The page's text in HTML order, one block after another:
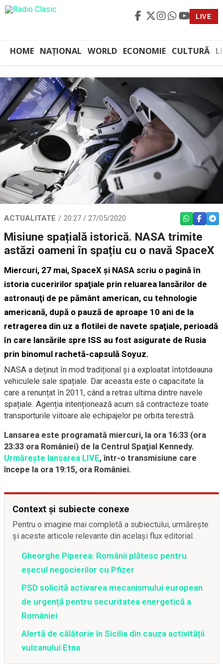
LIVE
HOME NAȚIONAL WORLD ECONOMIE CULTURĂ
ACTUALITATE 20:27 / 27/05/2020 WHATSAPP
Misiune spațială istorică. NASA trimite
astăzi oameni în spațiu cu o navă SpaceX
Miercuri, 27 mai, SpaceX şi NASA scriu o pagină în
istoria cuceririlor spaţiale prin reluarea lansărilor de
astronauţi de pe pământ american, cu tehnologie
americană, după o pauză de aproape 10 ani de la
retragerea din uz a flotilei de navete spaţiale, perioadă
în care lansările spre ISS au fost asigurate de Rusia
prin binomul rachetă-capsulă Soyuz.
NASA a deținut în mod tradițional și a exploatat întotdeauna
vehiculele sale spațiale. Dar aceasta este o capacitate la
care a renunțat în 2011, când a retras ultima dintre navele
spațiale. Agenția intenționează acum să contracteze toate
transporturile viitoare ale echipajelor pe orbita terestră.
Lansarea este programată miercuri, la ora 16:33 (ora
23:33 ora României) de la Centrul Spaţial Kennedy.
Urmărește lansarea LIVE, într-o transmisiune care
începe la ora 19:15, ora României.
Context și subiecte conexe
Pentru o imagine mai completă a subiectului, urmărește
și aceste articole relevante din același flux editorial.
Gheorghe Piperea: Românii plătesc pentru
eșecul negocierilor cu Pfizer
PSD solicită activarea mecanismului european
de urgență pentru securitatea energetică a
României
Alertă de călătorie în Sicilia din cauza activității
vulcanului Etna